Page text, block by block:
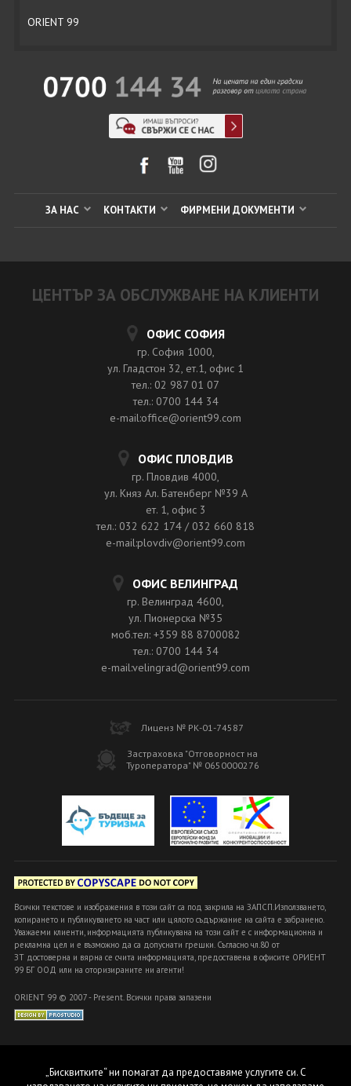
ORIENT 99
ЗА НАС КОНТАКТИ ФИРМЕНИ ДОКУМЕНТИ
ЦЕНТЪР ЗА ОБСЛУЖВАНЕ НА КЛИЕНТИ
ОФИС СОФИЯ
гр. София 1000,
ул. Гладстон 32, ет.1, офис 1
тел.: 02 987 01 07
тел.: 0700 144 34
e-mail:office@orient99.com
ОФИС ПЛОВДИВ
гр. Пловдив 4000,
ул. Княз Ал. Батенберг №39 A
ет. 1, офис 3
тел.: 032 622 174 / 032 660 818
e-mail:plovdiv@orient99.com
ОФИС ВЕЛИНГРАД
гр. Велинград 4600,
ул. Пионерска №35
моб.тел: +359 88 8700082
тел.: 0700 144 34
e-mail:velingrad@orient99.com
Лиценз № РК-01-74587
Застраховка "Отговорност на
Туроператора" № 0650000276
Всички текстове и изображения в този сайт са под закрила на ЗАПСП.Използването,
копирането и публикуването на част или цялото съдържание на сайта е забранено.
Уважаеми клиенти, информацията публикувана на този сайт е с информационна и
рекламна цел и е възможно да са допуснати грешки. Съгласно чл.80 от
ЗТ достоверна и вярна се счита информацията, предоставена в офисите ОРИЕНТ
99 БГ ООД или на оторизираните ни агенти!
ORIENT 99 © 2007 - Present. Всички права запазени
„Бисквитките“ ни помагат да предоставяме услугите си. С